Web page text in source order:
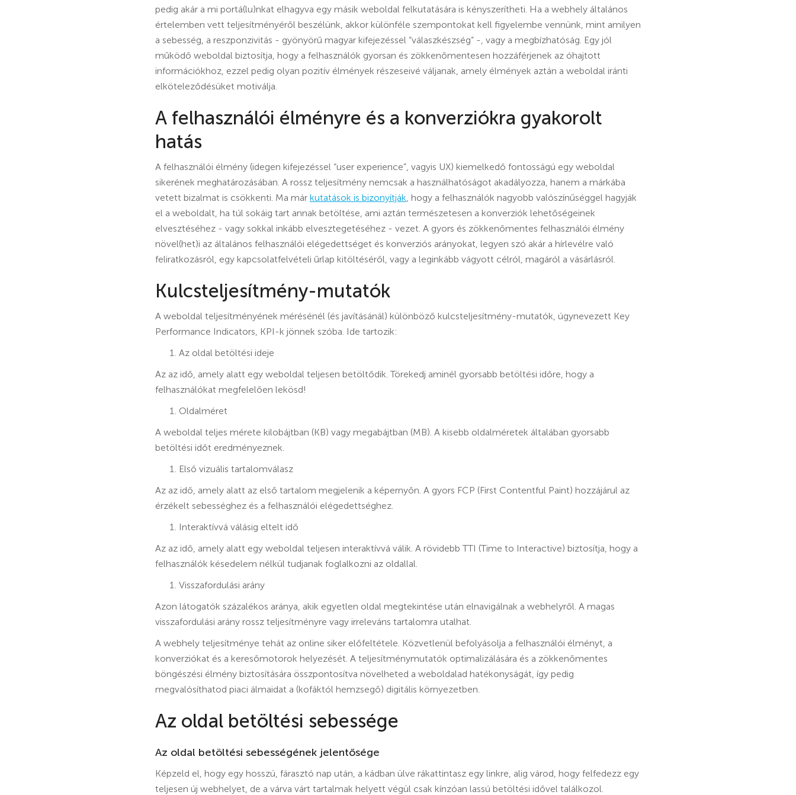
pedig akár a mi portá(lu)nkat elhagyva egy másik weboldal felkutatására is kényszerítheti. Ha a webhely általános
értelemben vett teljesítményéről beszélünk, akkor különféle szempontokat kell figyelembe vennünk, mint amilyen
a sebesség, a reszponzivitás - gyönyörű magyar kifejezéssel “válaszkészség” -, vagy a megbízhatóság. Egy jól
működő weboldal biztosítja, hogy a felhasználók gyorsan és zökkenőmentesen hozzáférjenek az óhajtott
információkhoz, ezzel pedig olyan pozitív élmények részeseivé váljanak, amely élmények aztán a weboldal iránti
elköteleződésüket motiválja.
A felhasználói élményre és a konverziókra gyakorolt
hatás
A felhasználói élmény (idegen kifejezéssel “user experience”, vagyis UX) kiemelkedő fontosságú egy weboldal
sikerének meghatározásában. A rossz teljesítmény nemcsak a használhatóságot akadályozza, hanem a márkába
vetett bizalmat is csökkenti. Ma már kutatások is bizonyítják, hogy a felhasználók nagyobb valószínűséggel hagyják
el a weboldalt, ha túl sokáig tart annak betöltése, ami aztán természetesen a konverziók lehetőségeinek
elvesztéséhez - vagy sokkal inkább elvesztegetéséhez - vezet. A gyors és zökkenőmentes felhasználói élmény
növel(het)i az általános felhasználói elégedettséget és konverziós arányokat, legyen szó akár a hírlevélre való
feliratkozásról, egy kapcsolatfelvételi űrlap kitöltéséről, vagy a leginkább vágyott célról, magáról a vásárlásról.
Kulcsteljesítmény-mutatók
A weboldal teljesítményének mérésénél (és javításánál) különböző kulcsteljesítmény-mutatók, úgynevezett Key
Performance Indicators, KPI-k jönnek szóba. Ide tartozik:
Az oldal betöltési ideje
Az az idő, amely alatt egy weboldal teljesen betöltődik. Törekedj aminél gyorsabb betöltési időre, hogy a
felhasználókat megfelelően lekösd!
Oldalméret
A weboldal teljes mérete kilobájtban (KB) vagy megabájtban (MB). A kisebb oldalméretek általában gyorsabb
betöltési időt eredményeznek.
Első vizuális tartalomválasz
Az az idő, amely alatt az első tartalom megjelenik a képernyőn. A gyors FCP (First Contentful Paint) hozzájárul az
érzékelt sebességhez és a felhasználói elégedettséghez.
Interaktívvá válásig eltelt idő
Az az idő, amely alatt egy weboldal teljesen interaktívvá válik. A rövidebb TTI (Time to Interactive) biztosítja, hogy a
felhasználók késedelem nélkül tudjanak foglalkozni az oldallal.
Visszafordulási arány
Azon látogatók százalékos aránya, akik egyetlen oldal megtekintése után elnavigálnak a webhelyről. A magas
visszafordulási arány rossz teljesítményre vagy irreleváns tartalomra utalhat.
A webhely teljesítménye tehát az online siker előfeltétele. Közvetlenül befolyásolja a felhasználói élményt, a
konverziókat és a keresőmotorok helyezését. A teljesítménymutatók optimalizálására és a zökkenőmentes
böngészési élmény biztosítására összpontosítva növelheted a weboldalad hatékonyságát, így pedig
megvalósíthatod piaci álmaidat a (kofáktól hemzsegő) digitális környezetben.
Az oldal betöltési sebessége
Az oldal betöltési sebességének jelentősége
Képzeld el, hogy egy hosszú, fárasztó nap után, a kádban ülve rákattintasz egy linkre, alig várod, hogy felfedezz egy
teljesen új webhelyet, de a várva várt tartalmak helyett végül csak kínzóan lassú betöltési idővel találkozol.